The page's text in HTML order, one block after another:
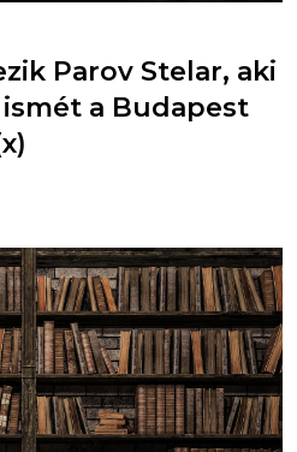
Parov Stelar, aki
a Budapest